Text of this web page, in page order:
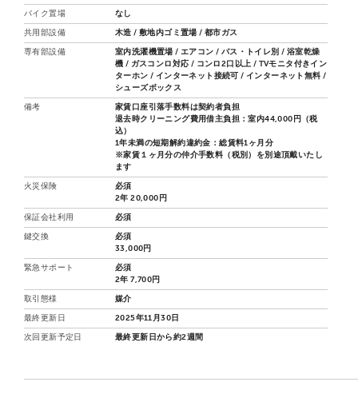
バイク置場 なし
共用部設備 木造 / 敷地内ゴミ置場 / 都市ガス
専有部設備
室内洗濯機置場 / エアコン / バス・トイレ別 / 浴室乾燥
機 / ガスコンロ対応 / コンロ2口以上 / TVモニタ付きイン
ターホン / インターネット接続可 / インターネット無料 /
シューズボックス
備考
家賃口座引落手数料は契約者負担
退去時クリーニング費用借主負担：室内44,000円（税
込）
1年未満の短期解約違約金：総賃料1ヶ月分
※家賃１ヶ月分の仲介手数料（税別）を別途頂戴いたし
ます
火災保険
必須
2年 20,000円
保証会社利用 必須
鍵交換
必須
33,000円
緊急サポート
必須
2年 7,700円
取引態様 媒介
最終更新日 2025年11月30日
次回更新予定日 最終更新日から約2週間